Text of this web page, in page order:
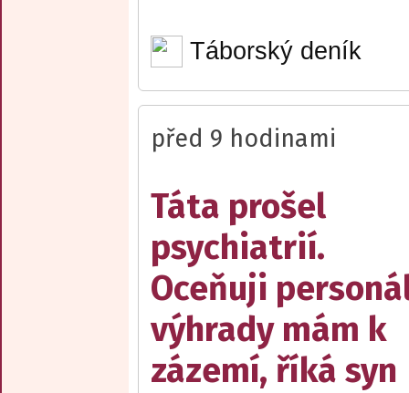
Táborský deník
před 9 hodinami
Táta prošel
psychiatrií.
Oceňuji
výhrady mám k
zázemí, říká syn